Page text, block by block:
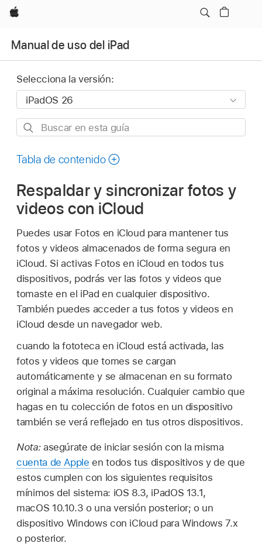
Apple
Manual de uso del iPad
Selecciona la versión:
Buscar
esta
Tabla de contenido
Respaldar y sincronizar fotos y
videos con iCloud
Puedes usar Fotos en iCloud para mantener tus
fotos y videos almacenados de forma segura en
iCloud. Si activas Fotos en iCloud en todos tus
dispositivos, podrás ver las fotos y videos que
tomaste en el iPad en cualquier dispositivo.
También puedes acceder a tus fotos y videos en
iCloud desde un navegador web.
cuando la fototeca en iCloud está activada, las
fotos y videos que tomes se cargan
automáticamente y se almacenan en su formato
original a máxima resolución. Cualquier cambio que
hagas en tu colección de fotos en un dispositivo
también se verá reflejado en tus otros dispositivos.
Nota: asegúrate de iniciar sesión con la misma
cuenta de Apple en todos tus dispositivos y de que
estos cumplen con los siguientes requisitos
mínimos del sistema: iOS 8.3, iPadOS 13.1,
macOS 10.10.3 o una versión posterior; o un
dispositivo Windows con iCloud para Windows 7.x
o posterior.